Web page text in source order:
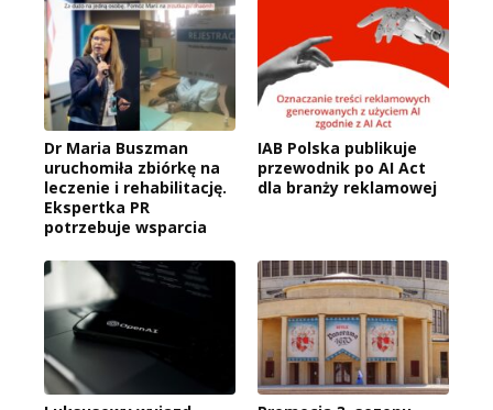
Dr Maria Buszman
uruchomiła zbiórkę na
leczenie i rehabilitację.
Ekspertka PR
potrzebuje wsparcia
IAB Polska publikuje
przewodnik po AI Act
dla branży reklamowej